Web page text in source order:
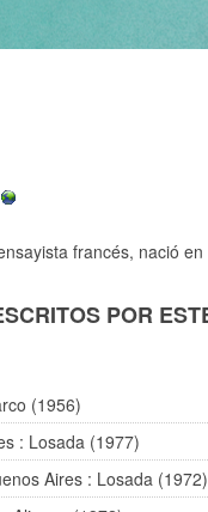
francés, nació
POR
(1956)
: Losada (1977)
Aires : Losada (1972)